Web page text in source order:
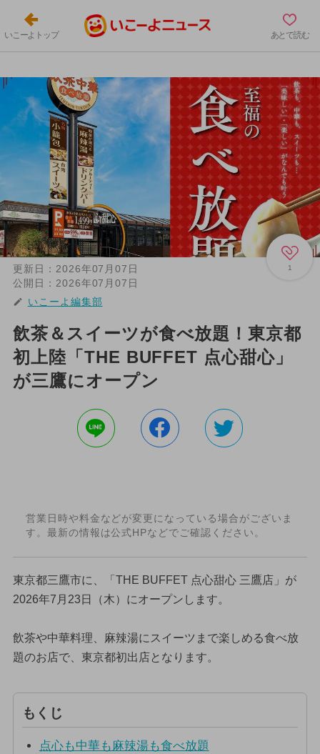
いこーよトップ あとで読む
1
更新日： 2026年07月07日
公開日： 2026年07月07日
いこーよ編集部
飲茶＆スイーツが食べ放題！東京都
初上陸「THE BUFFET 点心甜心」
が三鷹にオープン
営業日時や料金などが変更になっている場合がございま
す。最新の情報は公式HPなどでご確認ください。
東京都三鷹市に、「THE BUFFET 点心甜心 三鷹店」が
2026年7月23日（木）にオープンします。
飲茶や中華料理、麻辣湯にスイーツまで楽しめる食べ放
題のお店で、東京都初出店となります。
もくじ
点心も中華も麻辣湯も食べ放題